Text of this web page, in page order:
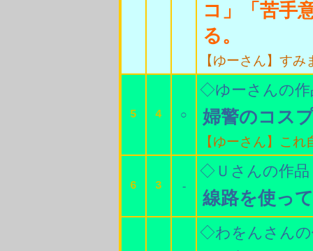
コ」「苦手
る。
【ゆーさん】す
5 4 ○
◇ゆーさんの作
婦警のコス
【ゆーさん】こ
6 3 -
◇Ｕさんの作品
線路を使っ
◇わをんさんの